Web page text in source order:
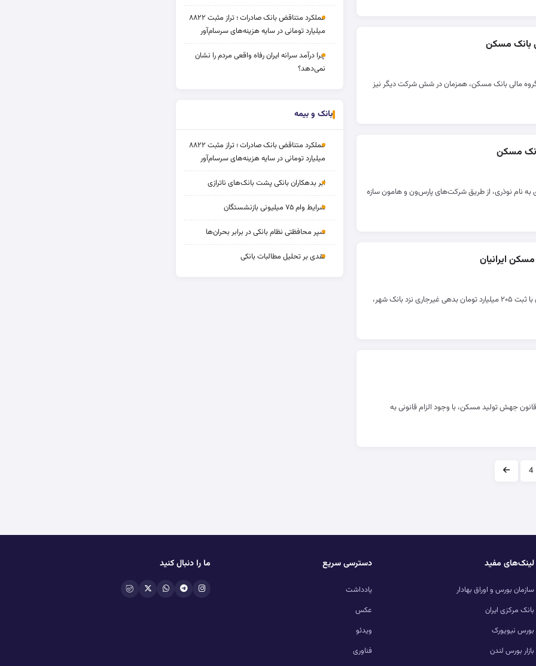
بانک مسکن
مالی بانک مسکن، همزمان در شش شرکت دیگر نیز
مسکن
نام نوذری، از طریق شرکت‌های پارس‌ون و هامون سازه
ایرانیان
شرکت توسعه متوازن مسکن ایرانیان با ثبت ۲۰۵ میلیارد تومان بدهی غیرجاری نزد بانک شهر،
جهش تولید مسکن، با وجود الزام قانونی به
4
عملکرد متناقض بانک صادرات ؛ تراز مثبت ۸۸۲۲
میلیارد تومانی در سایه هزینه‌های سرسام‌آور
چرا درآمد سرانه ایران رفاه واقعی مردم را نشان
نمی‌دهد؟
بانک و بیمه
عملکرد متناقض بانک صادرات ؛ تراز مثبت ۸۸۲۲
میلیارد تومانی در سایه هزینه‌های سرسام‌آور
ابر بدهکاران بانکی پشت بانک‌های ناترازی
شرایط وام ۷۵ میلیونی بازنشستگان
سپر محافظتی نظام بانکی در برابر بحران‌ها
نقدی بر تحلیل مطالبات بانکی
لینک‌های مفید
سازمان بورس و اوراق بهادار
بانک مرکزی ایران
بورس نیویورک
بازار بورس لندن
دسترسی سریع
یادداشت
عکس
ویدئو
فناوری
ما را دنبال کنید